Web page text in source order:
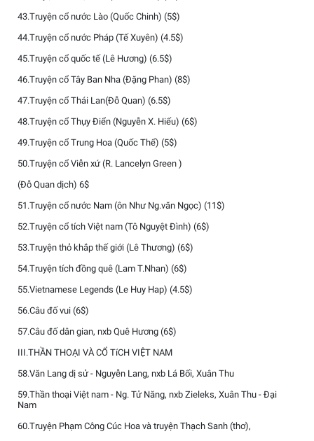
43.Truyện cổ nước Lào (Quốc Chinh) (5$)
44.Truyện cổ nước Pháp (Tế Xuyên) (4.5$)
45.Truyện cổ quốc tế (Lê Hương) (6.5$)
46.Truyện cổ Tây Ban Nha (Đặng Phan) (8$)
47.Truyện cổ Thái Lan(Đỗ Quan) (6.5$)
48.Truyện cổ Thụy Điển (Nguyễn X. Hiếu) (6$)
49.Truyện cổ Trung Hoa (Quốc Thể) (5$)
50.Truyện cổ Viễn xứ (R. Lancelyn Green )
(Đỗ Quan dịch) 6$
51.Truyện cổ nước Nam (ôn Như Ng.văn Ngọc) (11$)
52.Truyện cổ tích Việt nam (Tô Nguyệt Đình) (6$)
53.Truyện thỏ khắp thế giới (Lê Thương) (6$)
54.Truyện tích đồng quê (Lam T.Nhan) (6$)
55.Vietnamese Legends (Le Huy Hap) (4.5$)
56.Câu đố vui (6$)
57.Câu đố dân gian, nxb Quê Hương (6$)
III.THẦN THOẠI VÀ CỔ TíCH VIỆT NAM
58.Văn Lang dị sử - Nguyễn Lang, nxb Lá Bối, Xuân Thu
59.Thần thoại Việt nam - Ng. Tử Năng, nxb Zieleks, Xuân Thu - Đại
Nam
60.Truyện Phạm Công Cúc Hoa và truyện Thạch Sanh (thơ),